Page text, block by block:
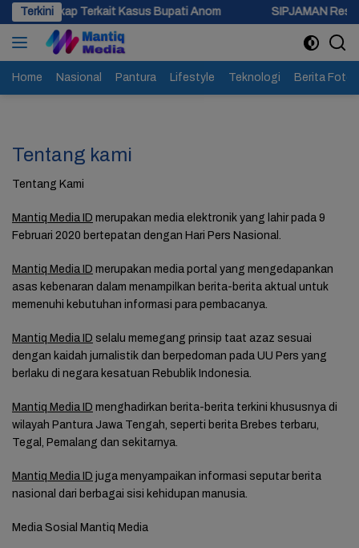
Langsung
ke
konten
TerkiniTerkait Kasus Bupati Anom SIPJAMAN Resmi
Home Nasional Pantura Lifestyle Teknologi Berita Foto
Tentang kami
Tentang Kami
Mantiq Media ID merupakan media elektronik yang lahir pada 9
Februari 2020 bertepatan dengan Hari Pers Nasional.
Mantiq Media ID merupakan media portal yang mengedapankan
asas kebenaran dalam menampilkan berita-berita aktual untuk
memenuhi kebutuhan informasi para pembacanya.
Mantiq Media ID selalu memegang prinsip taat azaz sesuai
dengan kaidah jurnalistik dan berpedoman pada UU Pers yang
berlaku di negara kesatuan Rebublik Indonesia.
Mantiq Media ID menghadirkan berita-berita terkini khususnya di
wilayah Pantura Jawa Tengah, seperti berita Brebes terbaru,
Tegal, Pemalang dan sekitarnya.
Mantiq Media ID juga menyampaikan informasi seputar berita
nasional dari berbagai sisi kehidupan manusia.
Media Sosial Mantiq Media